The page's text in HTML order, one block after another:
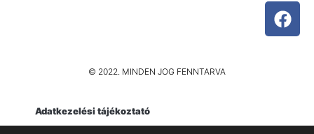
© 2022. MINDEN JOG FENNTARVA
Adatkezelési tájékoztató